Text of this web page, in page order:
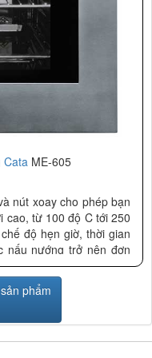
Cata ME-605
nút xoay cho phép bạn
cao, từ 100 độ C tới 250
độ hẹn giờ, thời gian
nấu nướng trở nên đơn
nướng từ đơn giản
đến kỹ năng nướng
ngon và hấp dẫn.
thích hợp với những gia
phẩm